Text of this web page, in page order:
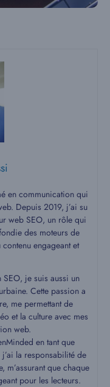
en communication qui
Depuis 2019, j’ai su
web SEO, un rôle qui
des moteurs de
engageant et
SEO, je suis aussi un
Cette passion a
me permettant de
et la culture avec mes
web.
en tant que
la responsabilité de
m’assurant que chaque
pour les lecteurs.